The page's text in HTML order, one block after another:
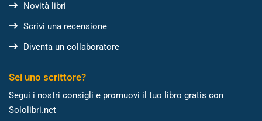
Novità libri
Scrivi una recensione
Diventa un collaboratore
Sei uno scrittore?
Segui i nostri consigli e promuovi il tuo libro gratis con
Sololibri.net